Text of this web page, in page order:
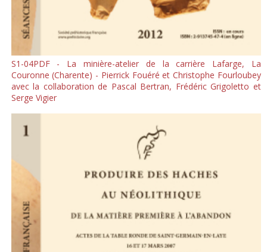
S1-04PDF - La minière-atelier de la carrière Lafarge, La
Couronne (Charente) - Pierrick Fouéré et Christophe Fourloubey
avec la collaboration de Pascal Bertran, Frédéric Grigoletto et
Serge Vigier